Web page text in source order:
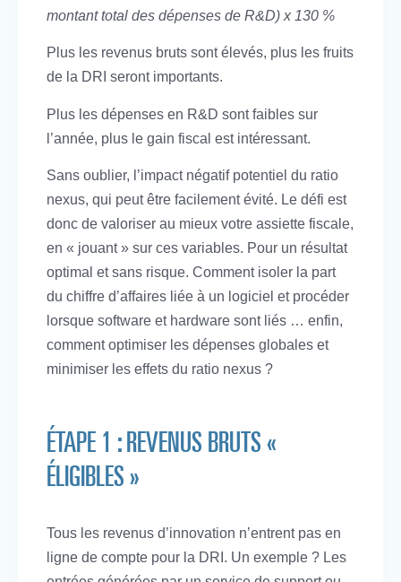
montant total des dépenses de R&D) x 130 %
Plus les revenus bruts sont élevés, plus les fruits
de la DRI seront importants.
Plus les dépenses en R&D sont faibles sur
l’année, plus le gain fiscal est intéressant.
Sans oublier, l’impact négatif potentiel du ratio
nexus, qui peut être facilement évité. Le défi est
donc de valoriser au mieux votre assiette fiscale,
en « jouant » sur ces variables. Pour un résultat
optimal et sans risque. Comment isoler la part
du chiffre d’affaires liée à un logiciel et procéder
lorsque software et hardware sont liés … enfin,
comment optimiser les dépenses globales et
minimiser les effets du ratio nexus ?
ÉTAPE 1 : REVENUS BRUTS «
ÉLIGIBLES »
Tous les revenus d’innovation n’entrent pas en
ligne de compte pour la DRI. Un exemple ? Les